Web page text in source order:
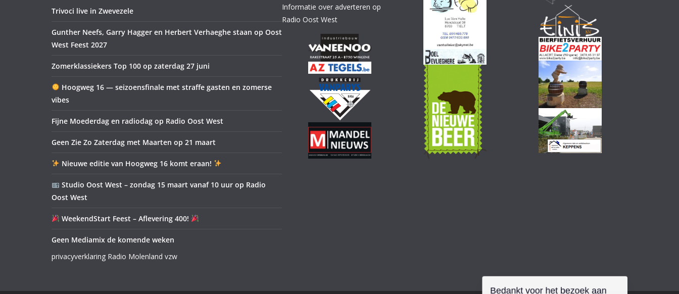
Trivoci live in Zwevezele
Gunther Neefs, Garry Hagger en Herbert Verhaeghe staan op Oost
West Feest 2027
Zomerklassiekers Top 100 op zaterdag 27 juni
Hoogweg 16 — seizoensfinale met straffe gasten en zomerse
vibes
Fijne Moederdag en radiodag op Radio Oost West
Geen Zie Zo Zaterdag met Maarten op 21 maart
Nieuwe editie van Hoogweg 16 komt eraan!
Studio Oost West – zondag 15 maart vanaf 10 uur op Radio
Oost West
WeekendStart Feest – Aflevering 400!
Geen Mediamix de komende weken
privacyverklaring Radio Molenland vzw
Informatie over adverteren op
Radio Oost West